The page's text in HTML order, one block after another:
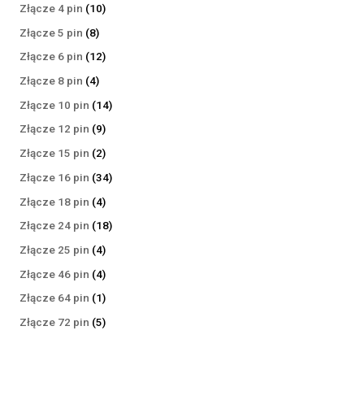
Złącze 4 pin 1010
Złącze 5 pin 88
produktów
Złącze 6 pin 1212
Złącze 8 pin 44
produkty
Złącze 10 pin 1414
Złącze 12 pin 99
produktów
Złącze 15 pin 22
produkty
Złącze 16 pin 3434
Złącze 18 pin 44
produkty
Złącze 24 pin 1818
Złącze 25 pin 44
produkty
Złącze 46 pin 44
produkty
Złącze 64 pin 11
produkt
Złącze 72 pin 55